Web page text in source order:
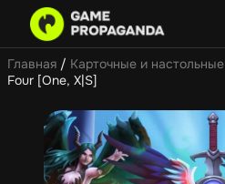
Главная / Карточные и настольные
Four [One, X|S]